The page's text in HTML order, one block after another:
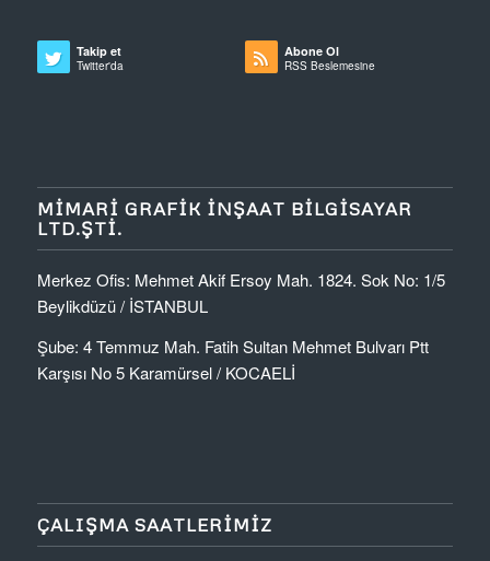
Takip et
Twitter'da
Abone Ol
RSS Beslemesine
MIMARI GRAFIK İNŞAAT BILGISAYAR
LTD.ŞTI.
Merkez Ofis: Mehmet Akif Ersoy Mah. 1824. Sok No: 1/5
Beylikdüzü / İSTANBUL
Şube: 4 Temmuz Mah. Fatih Sultan Mehmet Bulvarı Ptt
Karşısı No 5 Karamürsel / KOCAELİ
ÇALIŞMA SAATLERIMIZ